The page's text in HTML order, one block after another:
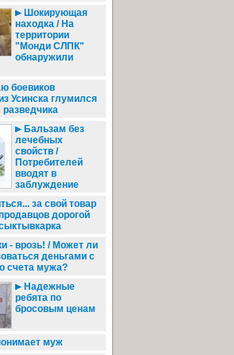
Шокирующая
находка / На
территории
"Монди СЛПК"
обнаружили
боевиков
Усинска глумился
Бальзам без
лечебных
свойств /
Потребителей
вводят в
заблуждение
за свой товар
дорогой
- врозь! / Может ли
деньгами с
счета мужа?
Надежные
ребята по
бросовым ценам
муж